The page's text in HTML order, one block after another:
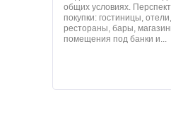
общих условиях.
покупки: гостиницы, отели,
рестораны, бары,
помещения под банки и...